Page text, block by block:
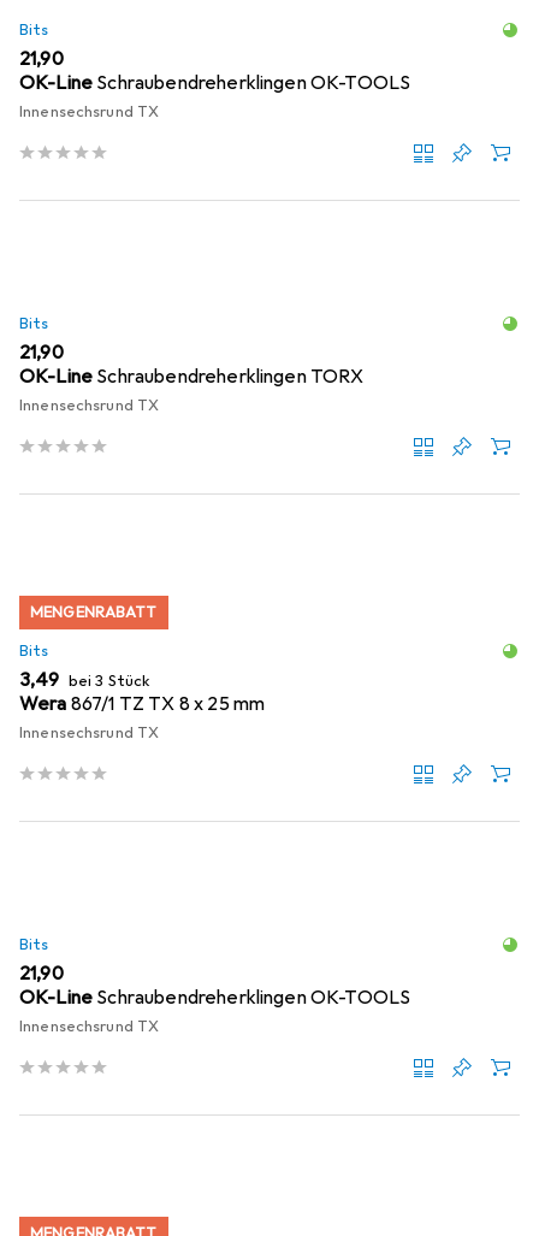
Bits
EUR
21,90
OK-Line Schraubendreherklingen OK-TOOLS
Innensechsrund TX
Bits
EUR
21,90
OK-Line Schraubendreherklingen TORX
Innensechsrund TX
MENGENRABATT
Bits
EUR
3,49 bei 3 Stück
Wera 867/1 TZ TX 8 x 25 mm
Innensechsrund TX
Bits
EUR
21,90
OK-Line Schraubendreherklingen OK-TOOLS
Innensechsrund TX